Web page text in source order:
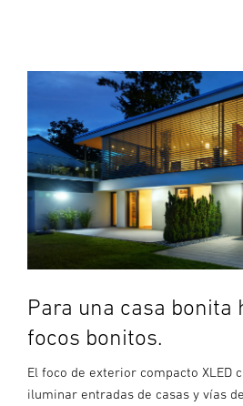
Para una casa bonita
focos bonitos.
El foco de exterior compacto XLED
iluminar entradas de casas y vías